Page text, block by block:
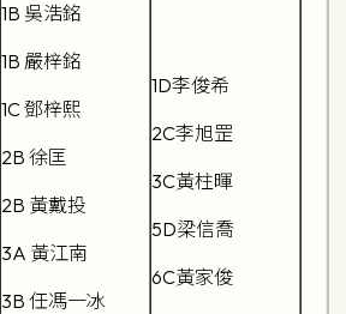
1B 吳浩銘
1B 嚴梓銘
1C 鄧梓熙
2B 徐匡
2B 黃戴投
3A 黃江南
3B 任馮一冰
1D李俊希
2C李旭罡
3C黃柱暉
5D梁信喬
6C黃家俊